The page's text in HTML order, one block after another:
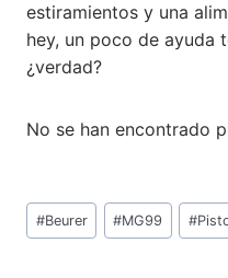
estiramientos y una
hey, un poco de ayuda
¿verdad?
No se han encontrado
Etiquetas
de
#Beurer #MG99 #